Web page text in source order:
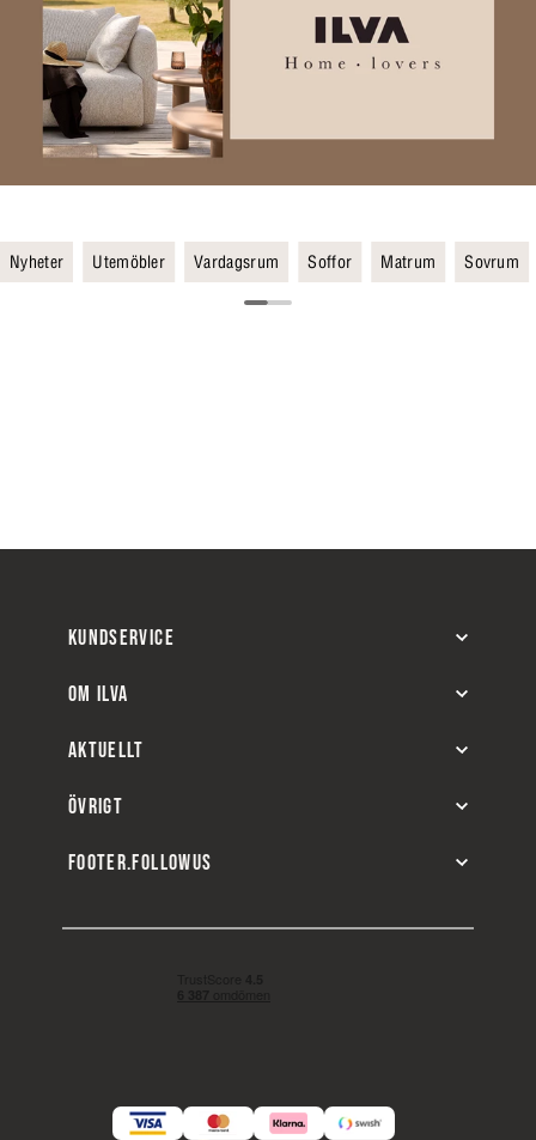
Nyheter Utemöbler Vardagsrum Soffor Matrum Sovrum
KUNDSERVICE
OM ILVA
AKTUELLT
ÖVRIGT
FOOTER.FOLLOWUS